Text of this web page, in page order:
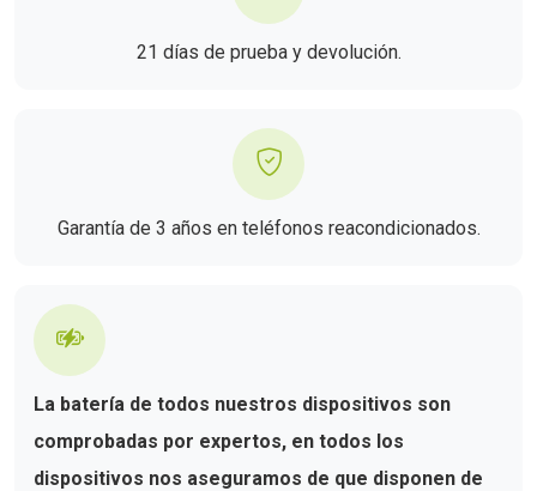
21 días de prueba y devolución.
Garantía de 3 años en teléfonos reacondicionados.
La batería de todos nuestros dispositivos son
comprobadas por expertos, en todos los
dispositivos nos aseguramos de que disponen de